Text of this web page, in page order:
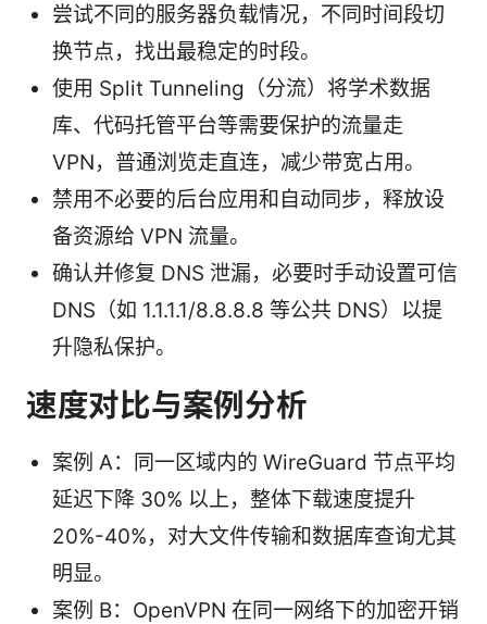
尝试不同的服务器负载情况，不同时间段切
换节点，找出最稳定的时段。
使用 Split Tunneling（分流）将学术数据
库、代码托管平台等需要保护的流量走
VPN，普通浏览走直连，减少带宽占用。
禁用不必要的后台应用和自动同步，释放设
备资源给 VPN 流量。
确认并修复 DNS 泄漏，必要时手动设置可信
DNS（如 1.1.1.1/8.8.8.8 等公共 DNS）以提
升隐私保护。
速度对比与案例分析
案例 A：同一区域内的 WireGuard 节点平均
延迟下降 30% 以上，整体下载速度提升
20%-40%，对大文件传输和数据库查询尤其
明显。
案例 B：OpenVPN 在同一网络下的加密开销